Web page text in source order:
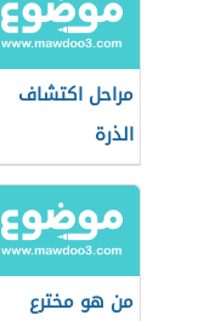
مراحل اكتشاف
الذرة
من هو مخترع